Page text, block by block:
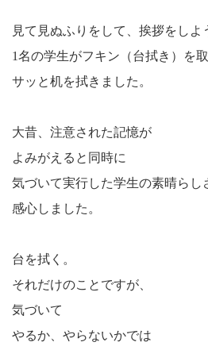
見て見ぬふりをして、挨拶をしよ
1名の学生がフキン（台拭き）を
サッと机を拭きました。
大昔、注意された記憶が
よみがえると同時に
気づいて実行した学生の素晴らし
感心しました。
台を拭く。
それだけのことですが、
気づいて
やるか、やらないかでは